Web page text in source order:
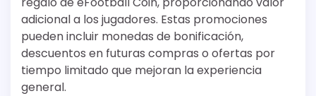
adicional a los jugadores. Estas promociones
pueden incluir monedas de bonificación,
descuentos en futuras compras o ofertas por
tiempo limitado que mejoran la experiencia
general.